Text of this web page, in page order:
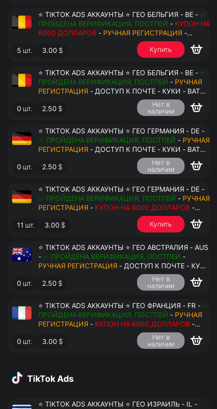
⭐ TIKTOK ADS АККАУНТЫ ⭐ ГЕО БЕЛЬГИЯ - BE - ✅
ПРОЙДЕНА ВЕРИФИКАЦИЯ, ПОСТПЕЙ - КУПОН НА
6000 ДОЛЛАРОВ - РУЧНАЯ РЕГИСТРАЦИЯ -
ДОСТУП К ПОЧТЕ - КУКИ - ВАТ ЗАПОЛНЕН -
ПЕРЕДАЧА В АНТИДЕТЕКТ
5 шт. 3.00 $ Купить
⭐ TIKTOK ADS АККАУНТЫ ⭐ ГЕО БЕЛЬГИЯ - BE - ✅
ПРОЙДЕНА ВЕРИФИКАЦИЯ, ПОСТПЕЙ - РУЧНАЯ
РЕГИСТРАЦИЯ - ДОСТУП К ПОЧТЕ - КУКИ - ВАТ
ЗАПОЛНЕН - ПЕРЕДАЧА В АНТИДЕТЕКТ
0 шт. 2.50 $
Нет в
наличии
⭐ TIKTOK ADS АККАУНТЫ ⭐ ГЕО ГЕРМАНИЯ - DE -
✅ ПРОЙДЕНА ВЕРИФИКАЦИЯ, ПОСТПЕЙ - РУЧНАЯ
РЕГИСТРАЦИЯ - ДОСТУП К ПОЧТЕ - КУКИ - ВАТ
ЗАПОЛНЕН - ПЕРЕДАЧА В АНТИДЕТЕКТ
0 шт. 2.50 $
Нет в
наличии
⭐ TIKTOK ADS АККАУНТЫ ⭐ ГЕО ГЕРМАНИЯ - DE -
✅ ПРОЙДЕНА ВЕРИФИКАЦИЯ, ПОСТПЕЙ - РУЧНАЯ
РЕГИСТРАЦИЯ - КУПОН НА 6000 ДОЛЛАРОВ -
ДОСТУП К ПОЧТЕ - КУКИ - ВАТ ЗАПОЛНЕН -
ПЕРЕДАЧА В АНТИДЕТЕКТ
11 шт. 3.00 $ Купить
⭐ TIKTOK ADS АККАУНТЫ ⭐ ГЕО АВСТРАЛИЯ - AUS
- ✅ ПРОЙДЕНА ВЕРИФИКАЦИЯ, ПОСТПЕЙ -
РУЧНАЯ РЕГИСТРАЦИЯ - ДОСТУП К ПОЧТЕ - КУКИ
- ВАТ ЗАПОЛНЕН - ПЕРЕДАЧА В АНТИДЕТЕКТ
0 шт. 2.50 $
Нет в
наличии
⭐ TIKTOK ADS АККАУНТЫ ⭐ ГЕО ФРАНЦИЯ - FR - ✅
ПРОЙДЕНА ВЕРИФИКАЦИЯ, ПОСТПЕЙ - РУЧНАЯ
РЕГИСТРАЦИЯ - КУПОН НА 6000 ДОЛЛАРОВ -
ДОСТУП К ПОЧТЕ - КУКИ - ВАТ ЗАПОЛНЕН -
ПЕРЕДАЧА В АНТИДЕТЕКТ
0 шт. 3.00 $
Нет в
наличии
TikTok Ads
⭐ TIKTOK ADS АККАУНТЫ ⭐ ГЕО ИЗРАИЛЬ - IL -
$